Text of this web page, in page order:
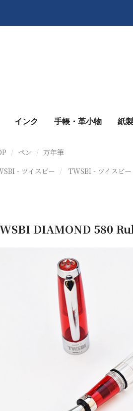
インク 手帳・革小物 紙
ペン
万年筆
- ツイスビー
TWSBI - ツイスビー
DIAMOND 580